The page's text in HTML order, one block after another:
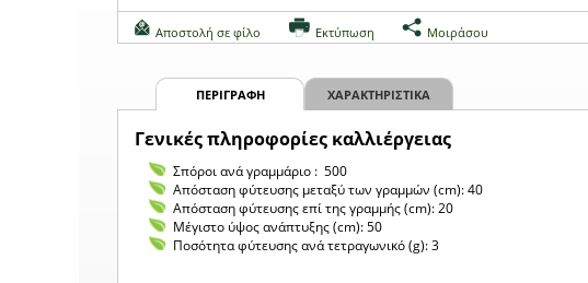
Αποστολή σε φίλο Εκτύπωση Μοιράσου
ΠΕΡΙΓΡΑΦΗ ΧΑΡΑΚΤΗΡΙΣΤΙΚΑ
Γενικές πληροφορίες καλλιέργειας
Σπόροι ανά γραμμάριο : 500
Απόσταση φύτευσης μεταξύ των γραμμών (cm): 40
Απόσταση φύτευσης επί της γραμμής (cm): 20
Μέγιστο ύψος ανάπτυξης (cm): 50
Ποσότητα φύτευσης ανά τετραγωνικό (g): 3